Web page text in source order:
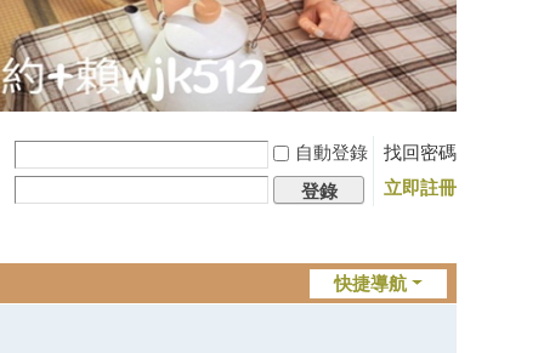
自動登錄
找回密碼
登錄
立即註冊
快捷導航